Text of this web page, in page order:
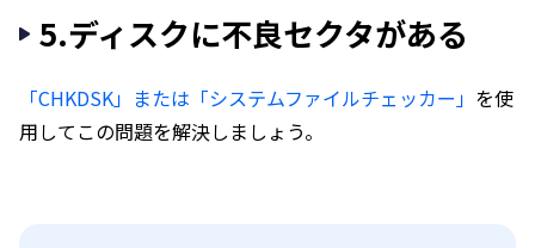
5.ディスクに不良セクタがある
「CHKDSK」または「システムファイルチェッカー」 を使
用してこの問題を解決しましょう。